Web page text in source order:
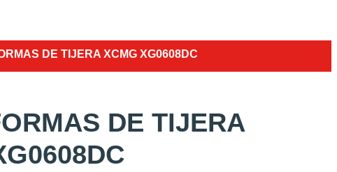
DE TIJERA XCMG XG0608DC
DE TIJERA